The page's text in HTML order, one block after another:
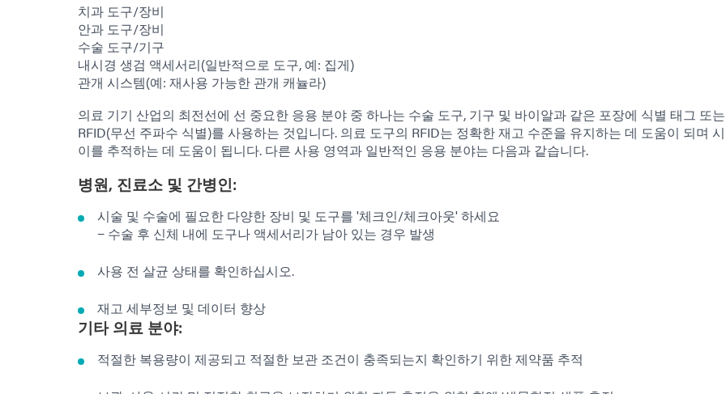
치과 도구/장비
안과 도구/장비
수술 도구/기구
내시경 생검 액세서리(일반적으로 도구, 예: 집게)
관개 시스템(예: 재사용 가능한 관개 캐뉼라)
의료 기기 산업의 최전선에 선 중요한 응용 분야 중 하나는 수술 도구, 기구 및 바이알과 같은 포장에 식별 태그 또는
RFID(무선 주파수 식별)를 사용하는 것입니다. 의료 도구의 RFID는 정확한 재고 수준을 유지하는 데 도움이 되며
이를 추적하는 데 도움이 됩니다. 다른 사용 영역과 일반적인 응용 분야는 다음과 같습니다.
병원, 진료소 및 간병인:
시술 및 수술에 필요한 다양한 장비 및 도구를 '체크인/체크아웃' 하세요
− 수술 후 신체 내에 도구나 액세서리가 남아 있는 경우 발생
사용 전 살균 상태를 확인하십시오.
재고 세부정보 및 데이터 향상
기타 의료 분야:
적절한 복용량이 제공되고 적절한 보관 조건이 충족되는지 확인하기 위한 제약품 추적